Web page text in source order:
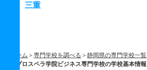
三重
ホーム 専門学校を調べる
静岡県の専門学校一覧
プロスペラ学院ビジネス専門学校の学校基本情報